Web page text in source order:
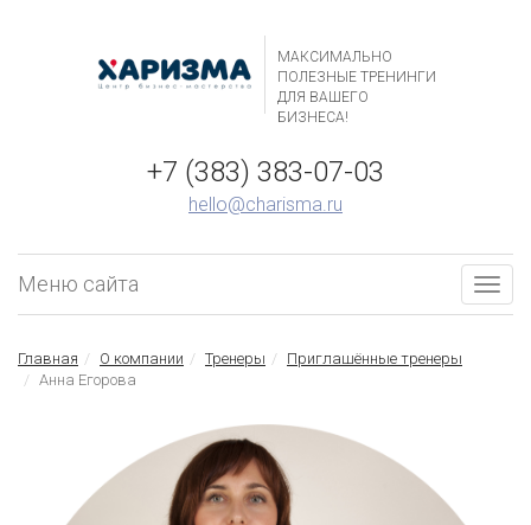
МАКСИМАЛЬНО
ПОЛЕЗНЫЕ ТРЕНИНГИ
ДЛЯ ВАШЕГО
БИЗНЕСА!
+7 (383) 383-07-03
hello@charisma.ru
Меню сайта
Главная О компании Тренеры
Приглашённые тренеры
Анна Егорова